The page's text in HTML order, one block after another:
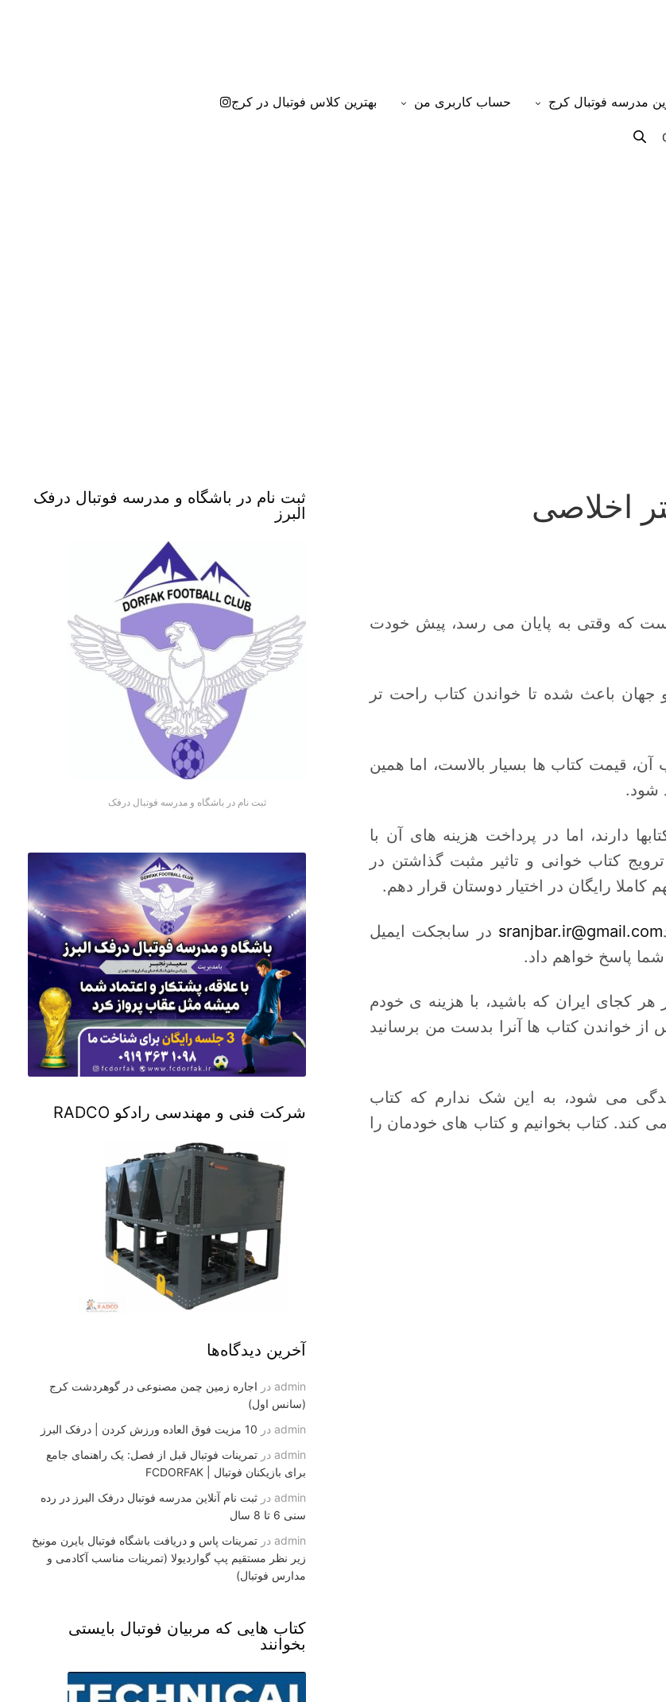
مدرسه فوتبال کرج حساب کاربری من بهترین کلاس فوتبال در کرج
اخلاصی
که وقتی به پایان می رسد، پیش خودت
و جهان باعث شده تا خواندن کتاب راحت تر
قیمت کتاب ها بسیار بالاست، اما همین
شود.
دارند، اما در پرداخت هزینه های آن با
کتاب خوانی و تاثیر مثبت گذاشتن در
رایگان در اختیار دوستان قرار دهم.
sranjbar.ir@gmail.com در سابجکت ایمیل
کجای ایران که باشید، با هزینه ی خودم
از خواندن کتاب ها آنرا بدست من برسانید
می شود، به این شک ندارم که کتاب
کند. کتاب بخوانیم و کتاب های خودمان را
ثبت نام در باشگاه و مدرسه فوتبال درفک
البرز
ثبت نام در باشگاه و مدرسه فوتبال درفک
شرکت فنی و مهندسی رادکو RADCO
آخرین دیدگاه‌ها
admin در اجاره زمین چمن مصنوعی در گوهردشت کرج
(سانس اول)
admin در 10 مزیت فوق العاده ورزش کردن | درفک البرز
admin در تمرینات فوتبال قبل از فصل: یک راهنمای جامع
برای بازیکنان فوتبال | FCDORFAK
admin در ثبت نام آنلاین مدرسه فوتبال درفک البرز در رده
سنی 6 تا 8 سال
admin در تمرینات پاس و دریافت باشگاه فوتبال بایرن مونیخ
زیر نظر مستقیم پپ گواردیولا (تمرینات مناسب آکادمی و
مدارس فوتبال)
کتاب هایی که مربیان فوتبال بایستی
بخوانند